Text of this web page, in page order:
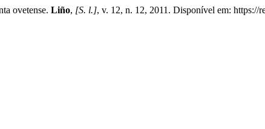
ovetense. Liño, [S. l.], v. 12, n. 12, 2011. Disponível em: